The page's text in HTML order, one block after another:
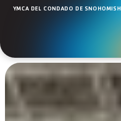
YMCA DEL CONDADO DE SNOHOMISH